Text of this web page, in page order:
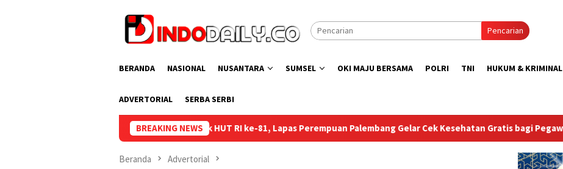
Pencarian
BERANDA NASIONAL NUSANTARA SUMSEL OKI MAJU BERSAMA POLRI TNI HUKUM & KRIMINAL
ADVERTORIAL SERBA SERBI
BREAKING NEWS
Semarak HUT RI ke-81, Lapas Perempuan Palembang Gelar Cek Kesehatan Gratis bagi Pegawai, Warga Binaan, dan Pengunjung
Beranda Advertorial